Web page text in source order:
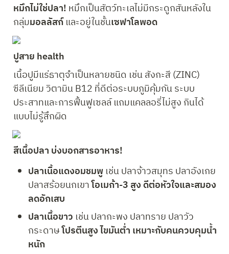
หมึกไม่ใช่ปลา! หมึกเป็นสัตว์ทะเลไม่มีกระดูกสันหลังใน
กลุ่มมอลลัสก์ และอยู่ในชั้นเซฟาโลพอด
ปูสาย health
เนื้อปูมีแร่ธาตุจำเป็นหลายชนิด เช่น สังกะสี (ZINC)
ซีลีเนียม วิตามิน B12 ที่ดีต่อระบบภูมิคุ้มกัน ระบบ
ประสาทและการฟื้นฟูเซลล์ แถมแคลลอรี่ไม่สูง กินได้
แบบไม่รู้สึกผิด
สีเนื้อปลา บ่งบอกสารอาหาร!
ปลาเนื้อแดงอมชมพู เช่น ปลาจ้าวสมุทร ปลาอังเกย
ปลาสร้อยนกเขา โอเมก้า-3 สูง ดีต่อหัวใจและสมอง
ลดอักเสบ
ปลาเนื้อขาว เช่น ปลากะพง ปลาทราย ปลาวัว
กระดาษ โปรตีนสูง ไขมันต่ำ เหมาะกับคนควบคุมน้ำ
หนัก